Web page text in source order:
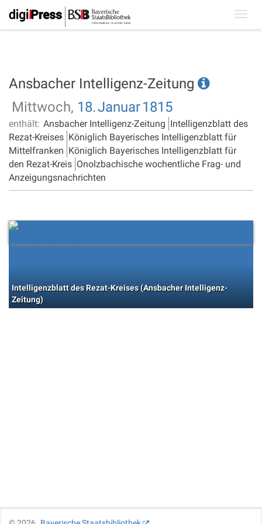
Ansbacher Intelligenz-Zeitung
Mittwoch, 18.Januar1815
enthält: Ansbacher Intelligenz-Zeitung Intelligenzblatt des
Rezat-Kreises Königlich Bayerisches Intelligenzblatt für
Mittelfranken Königlich Bayerisches Intelligenzblatt für
den Rezat-Kreis Onolzbachische wochentliche Frag- und
Anzeigungsnachrichten
Intelligenzblatt des Rezat-Kreises (Ansbacher Intelligenz-
Zeitung)